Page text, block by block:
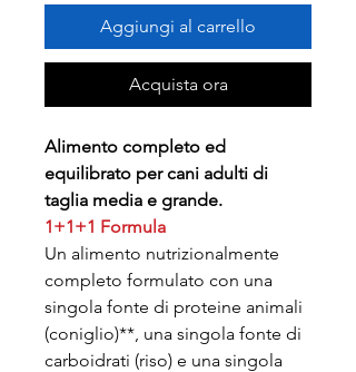
Aggiungi al carrello
Acquista ora
Alimento completo ed
equilibrato per cani adulti di
taglia media e grande.
1+1+1 Formula
Un alimento nutrizionalmente
completo formulato con una
singola fonte di proteine animali
(coniglio)**, una singola fonte di
carboidrati (riso) e una singola